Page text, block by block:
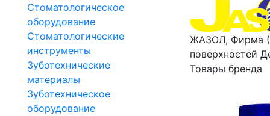
Стоматологическое
оборудование
Стоматологические
инструменты
Зуботехнические
материалы
Зуботехническое
оборудование
ЖАЗОЛ, Фирма
поверхностей
Товары бренда